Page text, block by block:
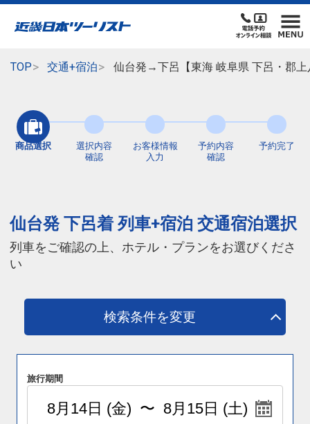
TOP 交通+宿泊 仙台発→下呂【東海 岐阜県 下呂・郡
商品選択
選択内容
確認
お客様情報
入力
予約内容
確認
予約完了
仙台発 下呂着 列車+宿泊 交通宿泊選択
列車をご確認の上、ホテル・プランをお選びくださ
い
検索条件を変更
旅行期間